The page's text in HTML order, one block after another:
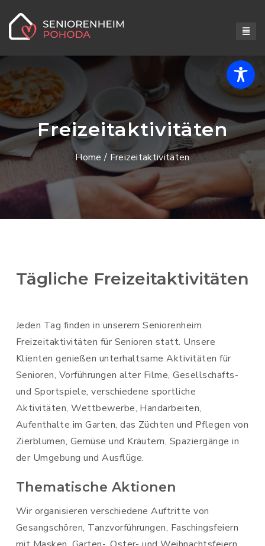
Freizeitaktivitäten
Home / Freizeitaktivitäten
Tägliche Freizeitaktivitäten
Jeden Tag finden in unserem Seniorenheim
Freizeitaktivitäten für Senioren statt. Unsere
Klienten genießen unterhaltsame Aktivitäten für
Senioren, Vorführungen alter Filme, Gesellschafts-
und Sportspiele, verschiedene sportliche
Aktivitäten, Wettbewerbe, Handarbeiten,
Aufenthalte im Garten, das Züchten und Pflegen von
Zierblumen, Gemüse und Kräutern, Spaziergänge in
der Umgebung und Ausflüge.
Thematische Aktionen
Wir organisieren verschiedene Auftritte von
Gesangschören, Tanzvorführungen, Faschingsfeiern